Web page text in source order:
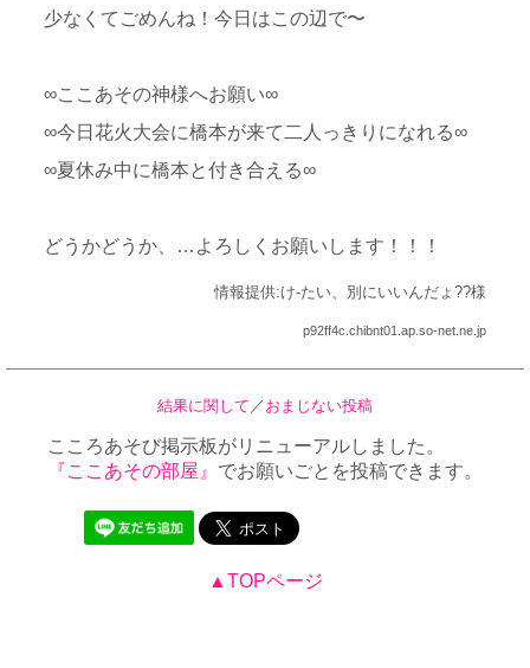
少なくてごめんね！今日はこの辺で〜
∞ここあその神様へお願い∞
∞今日花火大会に橋本が来て二人っきりになれる∞
∞夏休み中に橋本と付き合える∞
どうかどうか、…よろしくお願いします！！！
情報提供:け-たい、別にいいんだょ??様
p92ff4c.chibnt01.ap.so-net.ne.jp
結果に関して ／ おまじない投稿
こころあそび掲示板がリニューアルしました。
『ここあその部屋』 でお願いごとを投稿できます。
▲TOPページ